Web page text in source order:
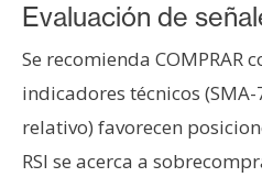
Evaluación de
Se recomienda COMPRAR
indicadores técnicos
relativo) favorecen
RSI se acerca a